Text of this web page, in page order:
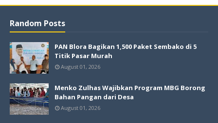
Random Posts
PAN Blora Bagikan 1,500 Paket Sembako di 5
Titik Pasar Murah
August 01, 2026
Menko Zulhas Wajibkan Program MBG Borong
Bahan Pangan dari Desa
August 01, 2026